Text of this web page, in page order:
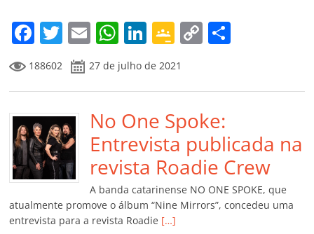
m
F
a
c
e
b
o
o
k
T
w
itt
er
E
m
ai
l
W
h
at
s
A
p
p
Li
n
k
e
dI
n
G
o
o
gl
e
Cl
a
ss
ro
C
y
Li
n
k
p
til
h
ar
188602 27 de julho de 2021
No One Spoke:
Entrevista publicada na
revista Roadie Crew
A banda catarinense NO ONE SPOKE, que
atualmente promove o álbum “Nine Mirrors”, concedeu uma
entrevista para a revista Roadie […]